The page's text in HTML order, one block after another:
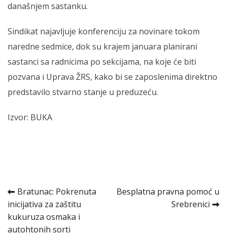
današnjem sastanku.
Sindikat najavljuje konferenciju za novinare tokom
naredne sedmice, dok su krajem januara planirani
sastanci sa radnicima po sekcijama, na koje će biti
pozvana i Uprava ŽRS, kako bi se zaposlenima direktno
predstavilo stvarno stanje u preduzeću.
Izvor: BUKA
Kretanje
članka
Bratunac: Pokrenuta
inicijativa za zaštitu
kukuruza osmaka i
autohtonih sorti
Besplatna pravna pomoć u
Srebrenici